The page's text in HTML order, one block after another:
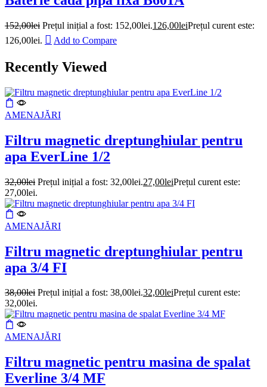
152,00lei Prețul inițial a fost: 152,00lei.126,00leiPrețul curent este:
126,00lei.
Add to Compare
Recently Viewed
AMENAJĂRI
Filtru magnetic dreptunghiular pentru
apa EverLine 1/2
32,00lei Prețul inițial a fost: 32,00lei.27,00leiPrețul curent este:
27,00lei.
AMENAJĂRI
Filtru magnetic dreptunghiular pentru
apa 3/4 FI
38,00lei Prețul inițial a fost: 38,00lei.32,00leiPrețul curent este:
32,00lei.
AMENAJĂRI
Filtru magnetic pentru masina de spalat
Everline 3/4 MF